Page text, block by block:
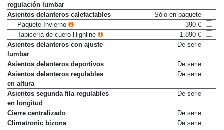
regulación lumbar
Asientos delanteros calefactables
Sólo en paquete
Paquete Invierno
390 €
Tapicería de cuero Highline
1.890 €
Asientos delanteros con ajuste
lumbar
De serie
Asientos delanteros deportivos
De serie
Asientos delanteros regulables
en altura
De serie
Asientos segunda fila regulables
en longitud
De serie
Cierre centralizado
De serie
Climatronic bizona
De serie